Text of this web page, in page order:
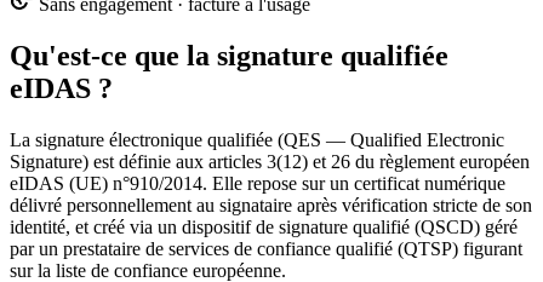
Qu'est-ce que la signature qualifiée
eIDAS ?
La signature électronique qualifiée (QES — Qualified Electronic
Signature) est définie aux articles 3(12) et 26 du règlement européen
eIDAS (UE) n°910/2014. Elle repose sur un certificat numérique
délivré personnellement au signataire après vérification stricte de son
identité, et créé via un dispositif de signature qualifié (QSCD) géré
par un prestataire de services de confiance qualifié (QTSP) figurant
sur la liste de confiance européenne.